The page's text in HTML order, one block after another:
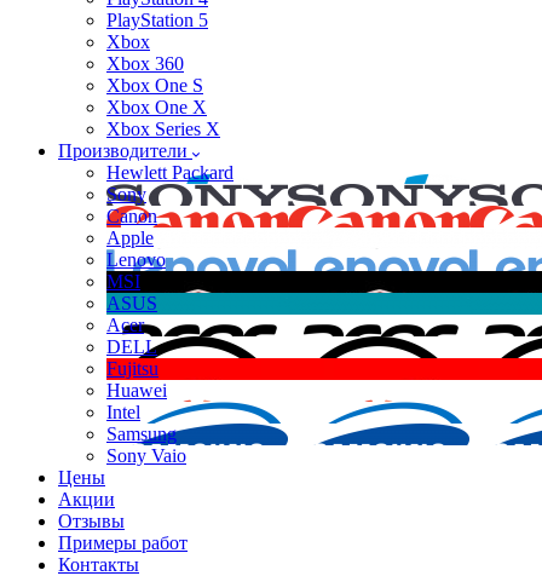
PlayStation 5
Xbox
Xbox 360
Xbox One S
Xbox One X
Xbox Series X
Производители
Hewlett Packard
Sony
Canon
Apple
Lenovo
MSI
ASUS
Acer
DELL
Fujitsu
Huawei
Intel
Samsung
Sony Vaio
Цены
Акции
Отзывы
Примеры работ
Контакты